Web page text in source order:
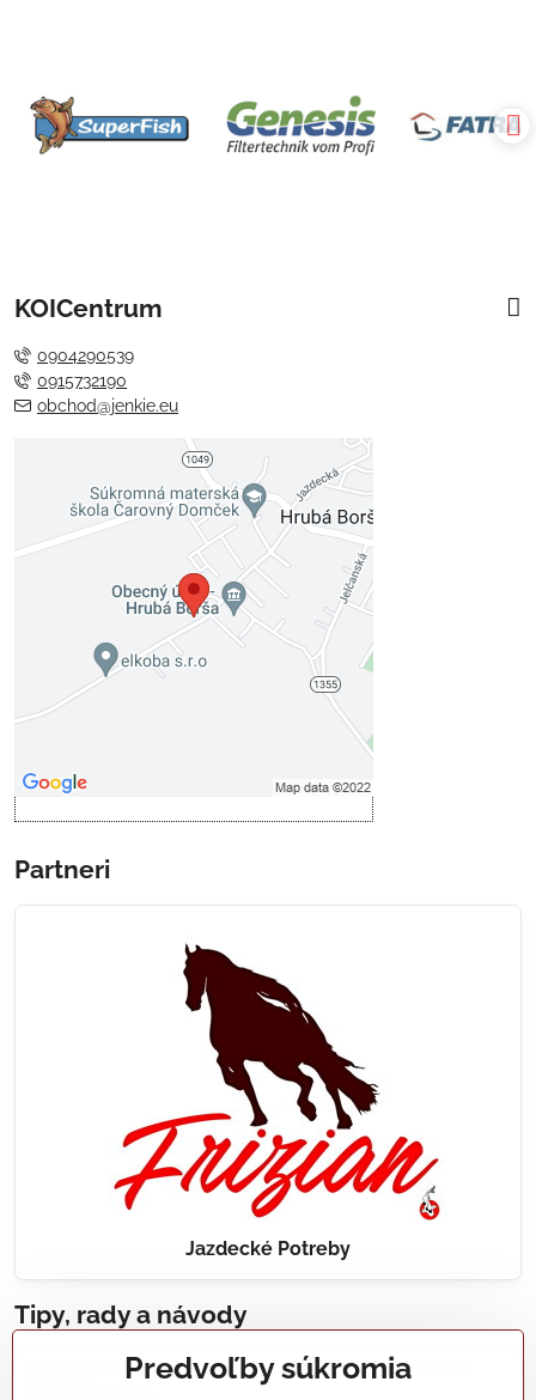
KOICentrum
0904290539
0915732190
obchod@jenkie.eu
Externý obsah je blokovaný
Voľbami súkromia
Prajete si načítať externý obsah?
Povoliť tentokrát
Povoliť a zapamätať - súhlas s
Partneri
Jazdecké Potreby
Tipy, rady a návody
Realizácie záhradných jazierok, bazénov, fontán,
Predvoľby súkromia